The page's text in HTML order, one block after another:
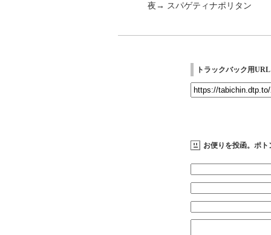
夜→ スパゲティナポリタン
トラックバック用URL
お便りを投函。ポト